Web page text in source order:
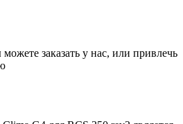
заказать у нас, или привлечь